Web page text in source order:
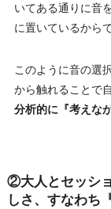
いてある通りに音
に置いているからで
このように音の選
から触れることで
分析的に『考えな
②大人とセッシ
しさ、すなわち